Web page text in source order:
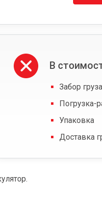
В
Забор
Погрузка-
Упаковка
Доставка